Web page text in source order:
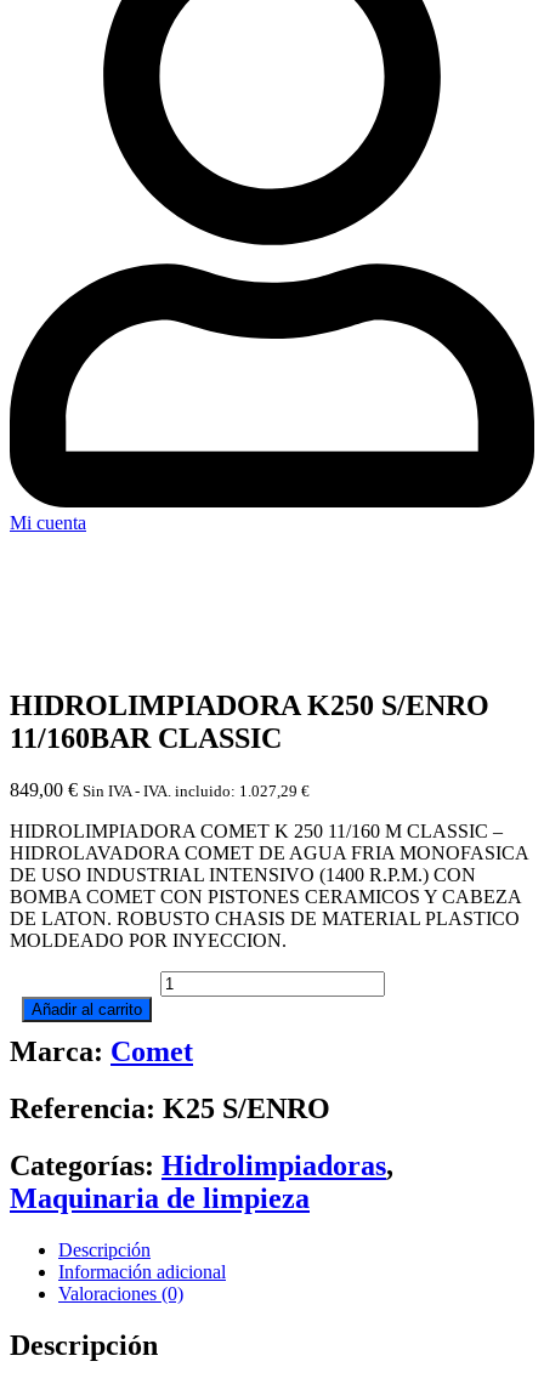
Mi cuenta
HIDROLIMPIADORA K250 S/ENRO
11/160BAR CLASSIC
849,00 € Sin IVA - IVA. incluido: 1.027,29 €
HIDROLIMPIADORA COMET K 250 11/160 M CLASSIC –
HIDROLAVADORA COMET DE AGUA FRIA MONOFASICA
DE USO INDUSTRIAL INTENSIVO (1400 R.P.M.) CON
BOMBA COMET CON PISTONES CERAMICOS Y CABEZA
DE LATON. ROBUSTO CHASIS DE MATERIAL PLASTICO
MOLDEADO POR INYECCION.
HIDROLIMPIADORA
K250
11/160BAR
CLASSIC
Añadir al carrito
Marca: Comet
Referencia: K25 S/ENRO
Categorías: Hidrolimpiadoras,
Maquinaria de limpieza
Descripción
Información adicional
Valoraciones (0)
Descripción